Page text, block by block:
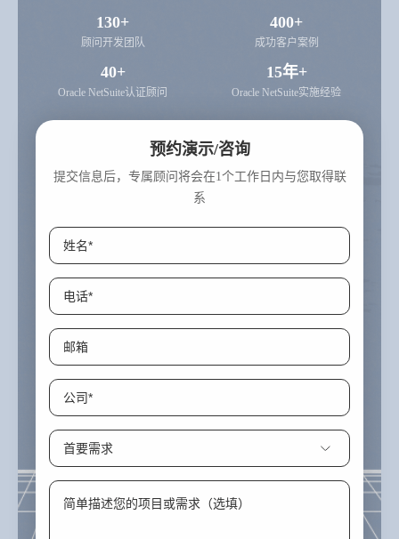
130+
顾问开发团队
400+
成功客户案例
40+
Oracle NetSuite认证顾问
15年+
Oracle NetSuite实施经验
预约演示/咨询
提交信息后，专属顾问将会在1个工作日内与您取得联
系